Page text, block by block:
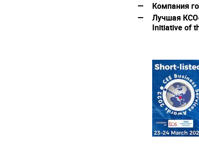
Компания
Лучшая
Initiativeof